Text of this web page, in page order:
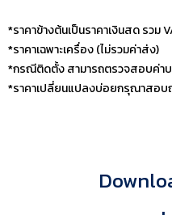
*ราคาข้างต้นเป็นราคาเงินสด รวม
*ราคาเฉพาะเครื่อง (ไม่รวมค่าส่ง)
*กรณีติดตั้ง สามารถตรวจสอบค่า
*ราคาเปลี่ยนแปลงบ่อยกรุณาสอบ